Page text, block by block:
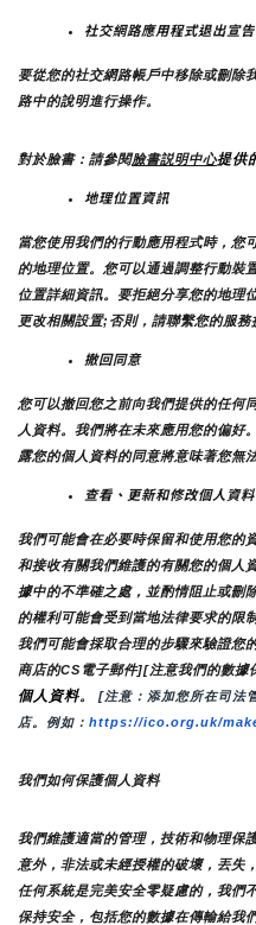
社交網路應用程式退出宣告
要從您的社交網路帳戶中移除或刪除
路中的說明進行操作。
對於臉書：請參閱臉書説明中心提供
地理位置資訊
當您使用我們的行動應用程式時，您
的地理位置。您可以通過調整行動裝
位置詳細資訊。要拒絕分享您的地理
更改相關設置;否則，請聯繫您的服務
撤回同意
您可以撤回您之前向我們提供的任何
人資料。我們將在未來應用您的偏好
露您的個人資料的同意將意味著您無
查看、更新和修改個人資料
我們可能會在必要時保留和使用您的
和接收有關我們維護的有關您的個人
據中的不準確之處，並酌情阻止或刪
的權利可能會受到當地法律要求的限
我們可能會採取合理的步驟來驗證您
商店的CS電子郵件][注意我們的數據
個人資料。
[注意：添加您所在司法
店。例如： https://ico.org.uk/
我們如何保護個人資料
我們維護適當的管理，技術和物理保
意外，非法或未經授權的破壞，丟失
任何系統是完美安全零疑慮的，我們
保持安全，包括您的數據在傳輸給我